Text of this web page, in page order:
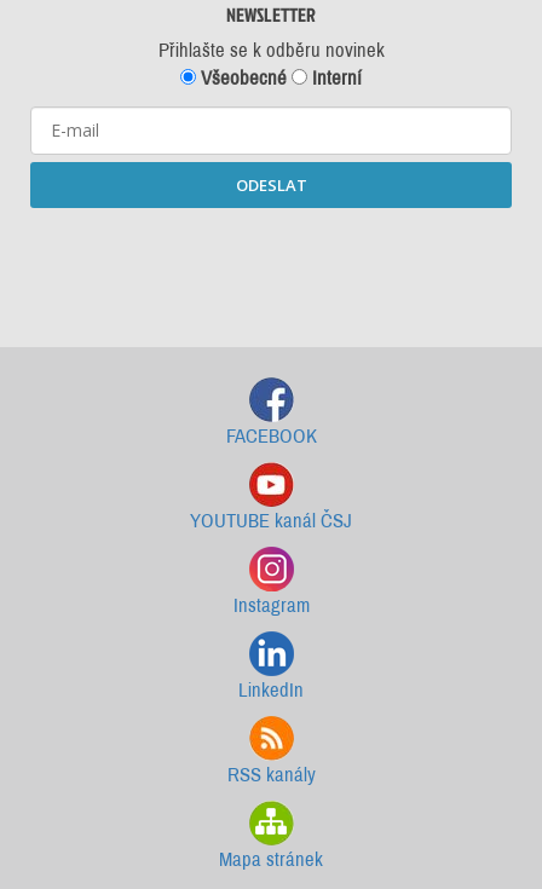
NEWSLETTER
Přihlašte se k odběru novinek
Všeobecné
Interní
ODESLAT
FACEBOOK
YOUTUBE kanál ČSJ
Instagram
LinkedIn
RSS kanály
Mapa stránek